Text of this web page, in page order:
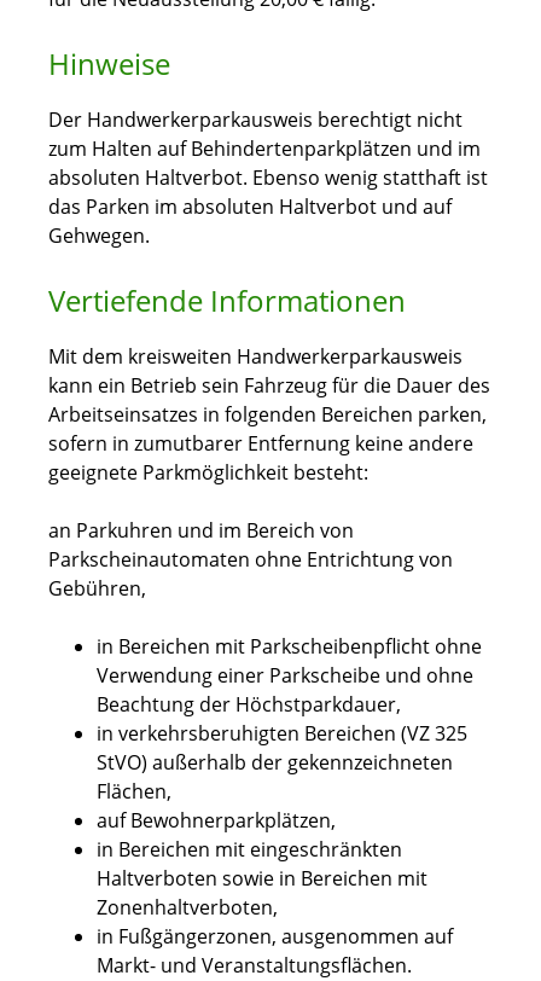
Hinweise
Der Handwerkerparkausweis berechtigt nicht
zum Halten auf Behindertenparkplätzen und im
absoluten Haltverbot. Ebenso wenig statthaft ist
das Parken im absoluten Haltverbot und auf
Gehwegen.
Vertiefende Informationen
Mit dem kreisweiten Handwerkerparkausweis
kann ein Betrieb sein Fahrzeug für die Dauer des
Arbeitseinsatzes in folgenden Bereichen parken,
sofern in zumutbarer Entfernung keine andere
geeignete Parkmöglichkeit besteht:
an Parkuhren und im Bereich von
Parkscheinautomaten ohne Entrichtung von
Gebühren,
in Bereichen mit Parkscheibenpflicht ohne
Verwendung einer Parkscheibe und ohne
Beachtung der Höchstparkdauer,
in verkehrsberuhigten Bereichen (VZ 325
StVO) außerhalb der gekennzeichneten
Flächen,
auf Bewohnerparkplätzen,
in Bereichen mit eingeschränkten
Haltverboten sowie in Bereichen mit
Zonenhaltverboten,
in Fußgängerzonen, ausgenommen auf
Markt- und Veranstaltungsflächen.